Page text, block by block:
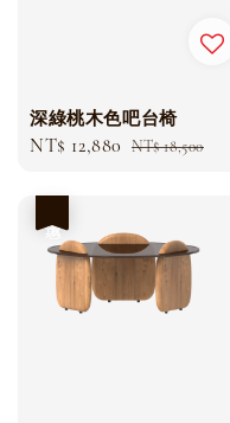
深綠桃木色吧台椅
Sale
NT$ 12,880 Regular
NT$ 18,500